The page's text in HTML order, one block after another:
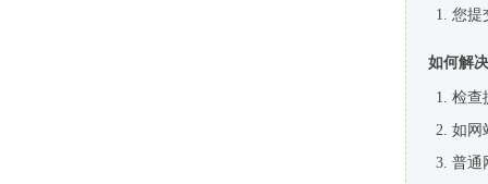
您提
如何解
检查
如网
普通